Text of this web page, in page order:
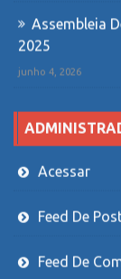
Assembleia
2025
junho 4, 2026
Acessar
Feed De
Feed De